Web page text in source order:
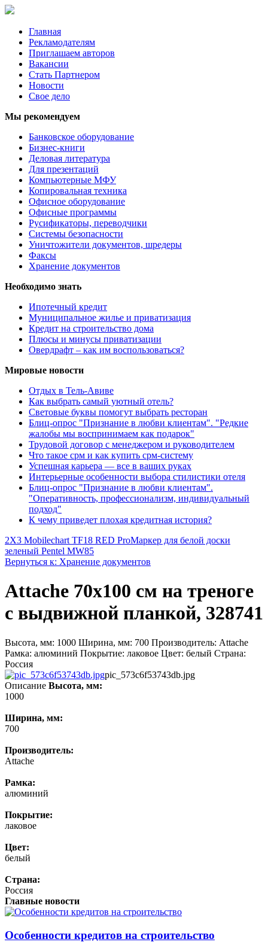
Главная
Рекламодателям
Приглашаем авторов
Вакансии
Стать Партнером
Новости
Свое дело
Мы рекомендуем
Банковское оборудование
Бизнес-книги
Деловая литература
Для презентаций
Компьютерные МФУ
Копировальная техника
Офисное оборудование
Офисные программы
Русификаторы, переводчики
Системы безопасности
Уничтожители документов, шредеры
Факсы
Хранение документов
Необходимо знать
Ипотечный кредит
Муниципальное жилье и приватизация
Кредит на строительство дома
Плюсы и минусы приватизации
Овердрафт – как им воспользоваться?
Мировые новости
Отдых в Тель-Авиве
Как выбрать самый уютный отель?
Световые буквы помогут выбрать ресторан
Блиц-опрос "Признание в любви клиентам". "Редкие
жалобы мы воспринимаем как подарок"
Трудовой договор с менеджером и руководителем
Что такое срм и как купить срм-систему
Успешная карьера — все в ваших руках
Интерьерные особенности выбора стилистики отеля
Блиц-опрос "Признание в любви клиентам".
"Оперативность, профессионализм, индивидуальный
подход"
К чему приведет плохая кредитная история?
2X3 Mobilechart TF18 RED ProМаркер для белой доски
зеленый Pentel MW85
Вернуться к: Хранение документов
Attache 70х100 см на треноге
с выдвижной планкой, 328741
Высота, мм: 1000 Ширина, мм: 700 Производитель: Attache
Рамка: алюминий Покрытие: лаковое Цвет: белый Страна:
Россия
pic_573c6f53743db.jpg
Описание Высота, мм:
1000
Ширина, мм:
700
Производитель:
Attache
Рамка:
алюминий
Покрытие:
лаковое
Цвет:
белый
Страна:
Россия
Главные новости
Особенности кредитов на строительство